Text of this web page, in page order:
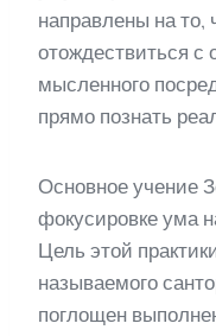
направлены на то,
отождествиться с
мысленного
прямо познать
Основное учение
фокусировке ума
Цель этой
называемого
поглощен